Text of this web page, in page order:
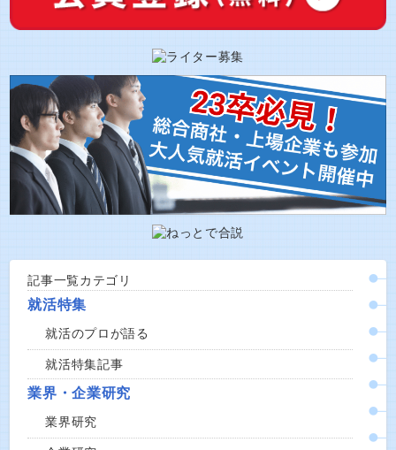
記事一覧カテゴリ
就活特集
就活のプロが語る
就活特集記事
業界・企業研究
業界研究